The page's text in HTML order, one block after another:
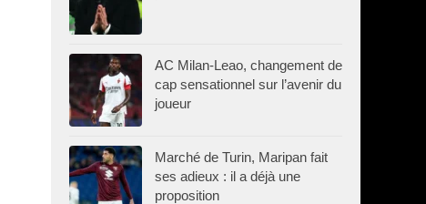
AC Milan-Leao, changement de
cap sensationnel sur l’avenir du
joueur
Marché de Turin, Maripan fait
ses adieux : il a déjà une
proposition